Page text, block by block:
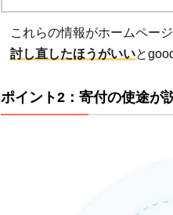
度の
高さ
が信
2.2
2.認
これらの情報がホームペー
討し直したほうがいいと
ポイント2：寄付の使途が